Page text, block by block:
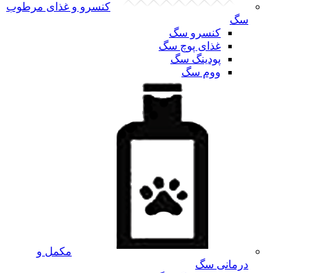
کنسرو و غذای مرطوب
سگ
کنسرو سگ
غذای پوچ سگ
پودینگ سگ
ووم سگ
مکمل و
درمانی سگ